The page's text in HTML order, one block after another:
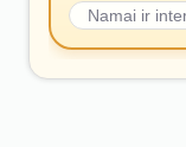
Namai ir